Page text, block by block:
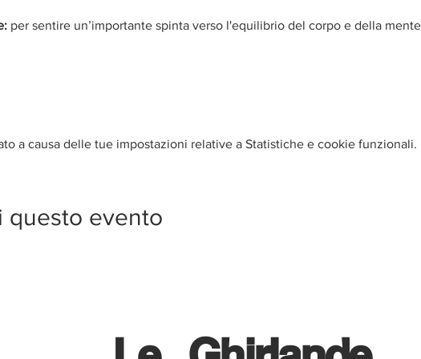
per sentire un’importante spinta verso l'equilibrio del corpo e della
a causa delle tue impostazioni relative a Statistiche e cookie funzionali.
questo evento